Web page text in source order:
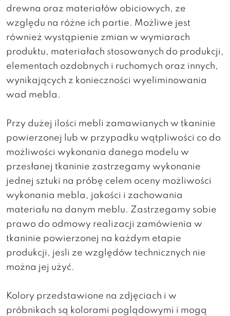
drewna oraz materiałów obiciowych, ze
względu na różne ich partie. Możliwe jest
również wystąpienie zmian w wymiarach
produktu, materiałach stosowanych do produkcji,
elementach ozdobnych i ruchomych oraz innych,
wynikających z konieczności wyeliminowania
wad mebla.
Przy dużej ilości mebli zamawianych w tkaninie
powierzonej lub w przypadku wątpliwości co do
możliwości wykonania danego modelu w
przesłanej tkaninie zastrzegamy wykonanie
jednej sztuki na próbę celem oceny możliwości
wykonania mebla, jakości i zachowania
materiału na danym meblu. Zastrzegamy sobie
prawo do odmowy realizacji zamówienia w
tkaninie powierzonej na każdym etapie
produkcji, jesli ze względów technicznych nie
można jej użyć.
Kolory przedstawione na zdjęciach i w
próbnikach są kolorami poglądowymi i mogą